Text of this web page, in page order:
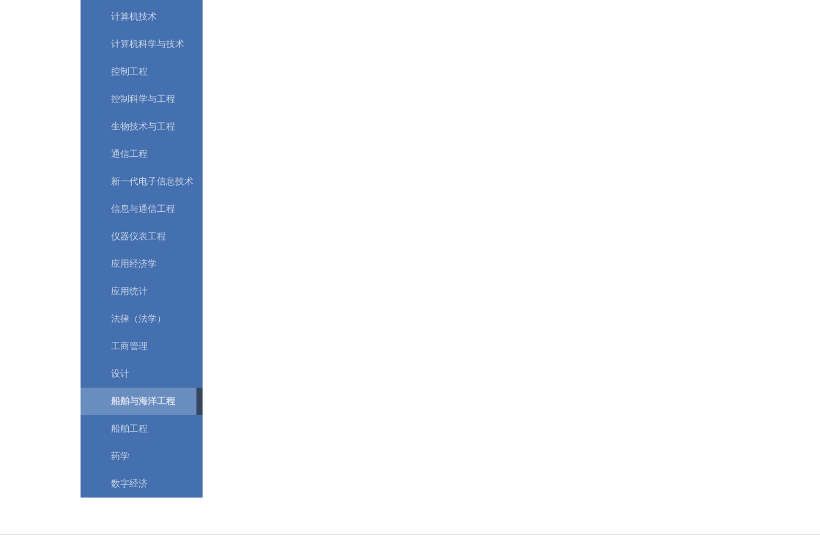
计算机技术
计算机科学与技术
控制工程
控制科学与工程
生物技术与工程
通信工程
新一代电子信息技术
信息与通信工程
仪器仪表工程
应用经济学
应用统计
法律（法学）
工商管理
设计
船舶与海洋工程
船舶工程
药学
数字经济